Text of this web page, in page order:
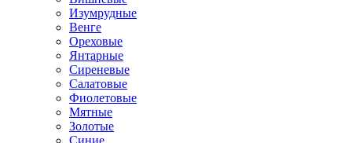
Изумрудные
Венге
Ореховые
Янтарные
Сиреневые
Салатовые
Фиолетовые
Мятные
Золотые
Синие